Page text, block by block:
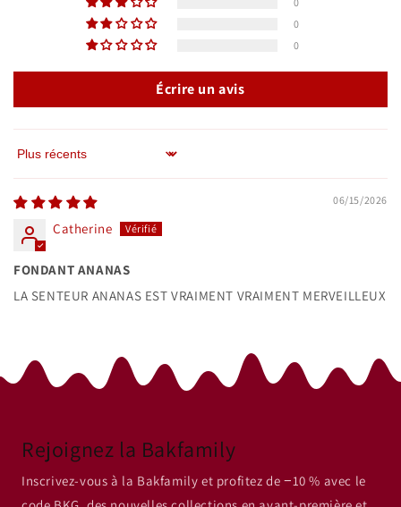
0
0
Écrire un avis
Sort by
06/15/2026
Catherine
FONDANT ANANAS
LA SENTEUR ANANAS EST VRAIMENT VRAIMENT MERVEILLEUX
Rejoignez la Bakfamily
Inscrivez-vous à la Bakfamily et profitez de −10 % avec le